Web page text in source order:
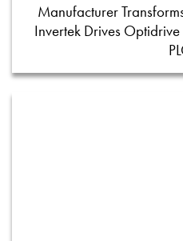
Manufacturer
Invertek Drives